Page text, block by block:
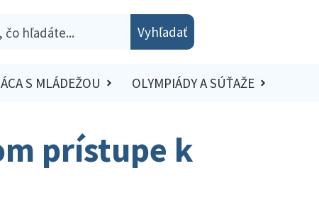
Vyhľadať
S MLÁDEŽOU OLYMPIÁDY A SÚŤAŽE
prístupe k